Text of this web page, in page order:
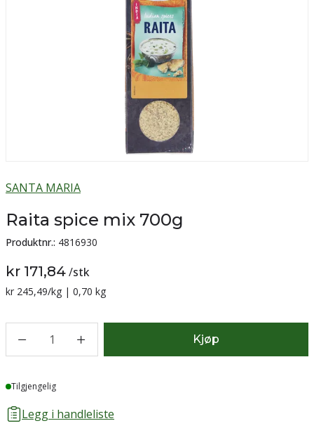
SANTA MARIA
Raita spice mix 700g
Produktnr.: 4816930
kr 171,84/stk
Sammenligning pris:
kr 245,49/kg | 0,70 kg
1 Kjøp
Lager
Tilgjengelig
Legg i handleliste